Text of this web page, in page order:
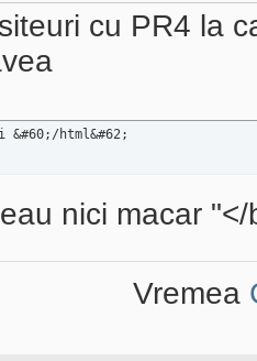
cu PR4 la
&#60;/html&#62;
nici macar "</
Vremea